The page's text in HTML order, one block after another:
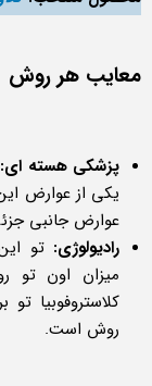
معایب هر روش
پزشکی هسته ای:
یکی از عوارض
عوارض جانبی
رادیولوژی: تو
میزان اون تو
روش است.